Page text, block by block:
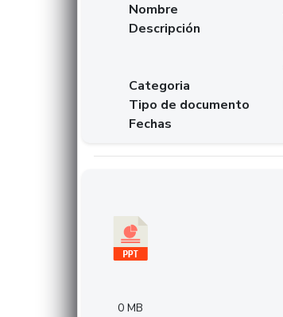
Nombre
Descripción
Categoria
Tipo de documento
Fechas
0 MB